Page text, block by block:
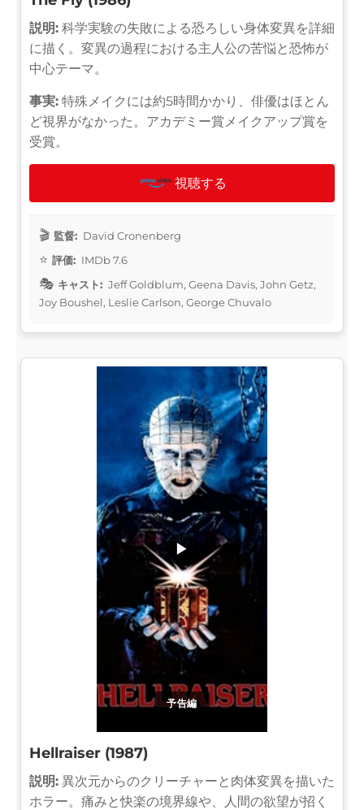
説明: 科学実験の失敗による恐ろしい身体変異を詳細
に描く。変異の過程における主人公の苦悩と恐怖が
中心テーマ。
事実: 特殊メイクには約5時間かかり、俳優はほとん
ど視界がなかった。アカデミー賞メイクアップ賞を
受賞。
視聴する
監督: David Cronenberg
評価: IMDb 7.6
キャスト: Jeff Goldblum, Geena Davis, John Getz,
Joy Boushel, Leslie Carlson, George Chuvalo
予告編
▶
Hellraiser (1987)
説明: 異次元からのクリーチャーと肉体変異を描いた
ホラー。痛みと快楽の境界線や、人間の欲望が招く